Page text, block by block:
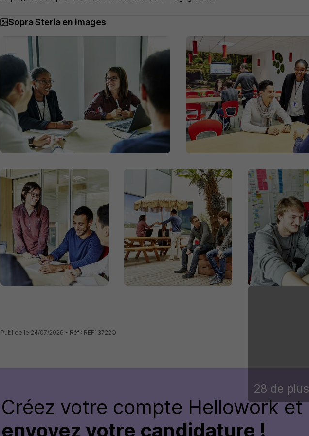
Sopra Steria en images
28 de plus
Publiée le 24/07/2026 - Réf : REF13722Q
Créez votre compte Hellowork et
envoyez votre candidature !